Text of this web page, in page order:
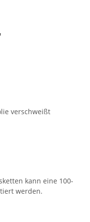
verschweißt
kann eine 100-
werden.